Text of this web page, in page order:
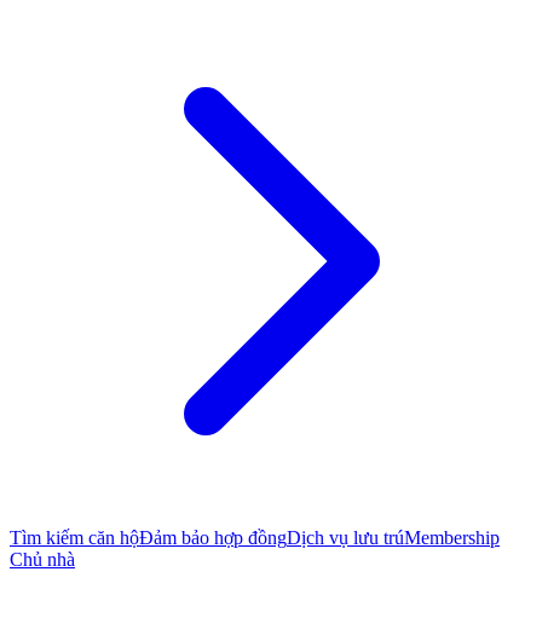
Tìm kiếm căn hộĐảm bảo hợp đồngDịch vụ lưu trúMembership
Chủ nhà